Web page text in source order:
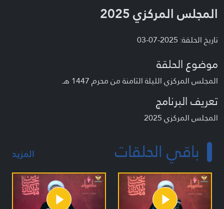
المجلس المركزي 2025
تاريخ الحلقة: 2025-07-03
موضوع الحلقة
المجلس المركزي الليلة الثامنة من محرم 1447 هـ
تعريف البرنامج
المجلس المركزي 2025
باقي الحلقات المزيد